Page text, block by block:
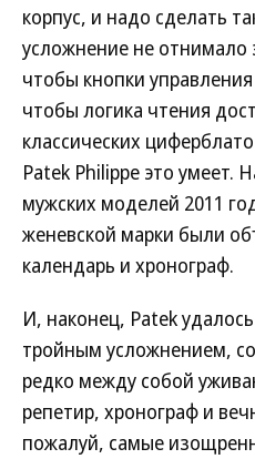
корпус, и надо сделать
усложнение не отнимало
чтобы кнопки
чтобы логика чтения
классических
Patek Philippe это умеет.
мужских моделей 2011
женевской марки были
календарь и хронограф.
И, наконец, Patek
тройным усложнением,
редко между собой
репетир, хронограф и
пожалуй, самые